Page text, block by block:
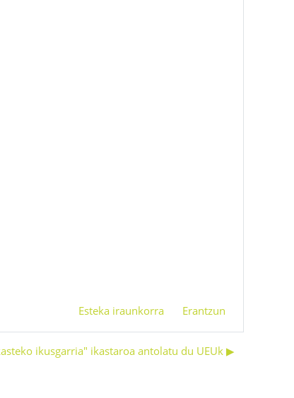
Esteka iraunkorra Erantzun
ikusgarria" ikastaroa antolatu du UEUk ▶︎